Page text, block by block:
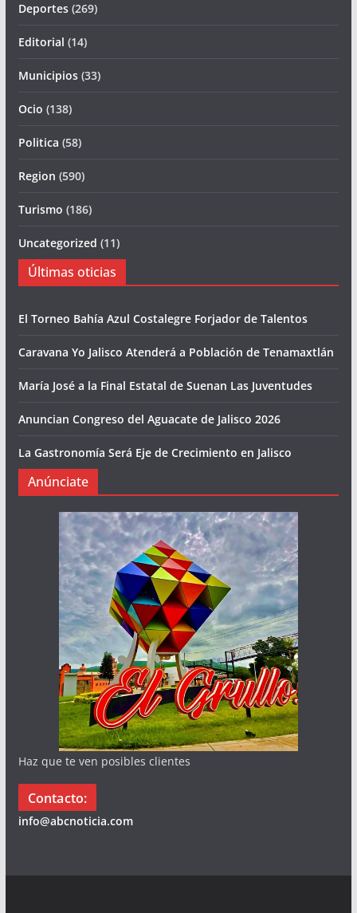
Deportes(269)
Editorial (14)
Municipios(33)
Ocio (138)
Politica (58)
Region (590)
Turismo (186)
Uncategorized (11)
Últimas oticias
El Torneo Bahía Azul Costalegre Forjador de Talentos
Caravana Yo Jalisco Atenderá a Población de Tenamaxtlán
María José a la Final Estatal de Suenan Las Juventudes
Anuncian Congreso del Aguacate de Jalisco 2026
La Gastronomía Será Eje de Crecimiento en Jalisco
Anúnciate
Haz que te ven posibles clientes
Contacto:
info@abcnoticia.com